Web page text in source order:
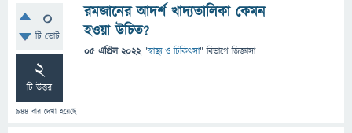
0
টি ভোট
2
টি উত্তর
944 বার দেখা হয়েছে
রমজানের আদর্শ খাদ্যতালিকা কেমন
হওয়া উচিত?
05 এপ্রিল 2022 "স্বাস্থ্য ও চিকিৎসা" বিভাগে জিজ্ঞাসা